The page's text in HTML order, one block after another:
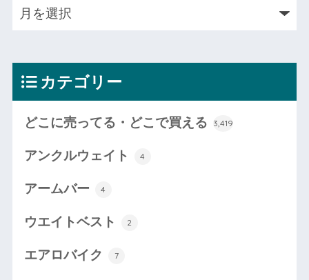
カテゴリー
どこに売ってる・どこで買える 3,419
アンクルウェイト 4
アームバー 4
ウエイトベスト 2
エアロバイク 7